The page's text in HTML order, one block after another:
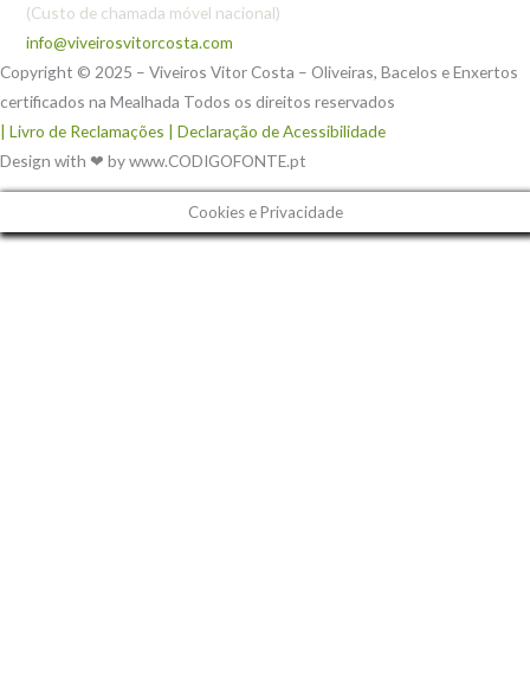
(Custo de chamada móvel nacional)
info@viveirosvitorcosta.com
Copyright © 2025 – Viveiros Vitor Costa – Oliveiras, Bacelos e Enxertos
certificados na Mealhada Todos os direitos reservados
| Livro de Reclamações | Declaração de Acessibilidade
Design with ❤ by www.CODIGOFONTE.pt
Cookies e Privacidade